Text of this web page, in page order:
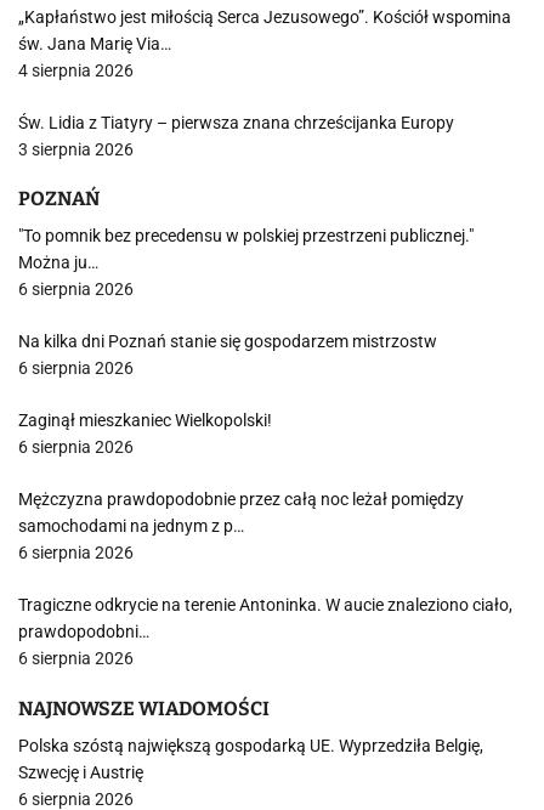
„Kapłaństwo jest miłością Serca Jezusowego”. Kościół wspomina
św. Jana Marię Via…
4 sierpnia 2026
Św. Lidia z Tiatyry – pierwsza znana chrześcijanka Europy
3 sierpnia 2026
POZNAŃ
"To pomnik bez precedensu w polskiej przestrzeni publicznej."
Można ju…
6 sierpnia 2026
Na kilka dni Poznań stanie się gospodarzem mistrzostw
6 sierpnia 2026
Zaginął mieszkaniec Wielkopolski!
6 sierpnia 2026
Mężczyzna prawdopodobnie przez całą noc leżał pomiędzy
samochodami na jednym z p…
6 sierpnia 2026
Tragiczne odkrycie na terenie Antoninka. W aucie znaleziono ciało,
prawdopodobni…
6 sierpnia 2026
NAJNOWSZE WIADOMOŚCI
Polska szóstą największą gospodarką UE. Wyprzedziła Belgię,
Szwecję i Austrię
6 sierpnia 2026